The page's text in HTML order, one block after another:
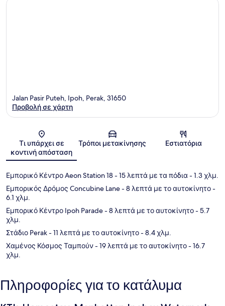
Χάρτης
Jalan Pasir Puteh, Ipoh, Perak, 31650
Προβολή σε χάρτη
Τι υπάρχει σε
κοντινή απόσταση
Τρόποι μετακίνησης Εστιατόρια
Εμπορικό Κέντρο Aeon Station 18- 15 λεπτά με τα πόδια- 1.3 χλμ.
Εμπορικός Δρόμος Concubine Lane- 8 λεπτά με το αυτοκίνητο-
6.1 χλμ.
Εμπορικό Κέντρο Ipoh Parade- 8 λεπτά με το αυτοκίνητο- 5.7
χλμ.
Στάδιο Perak- 11 λεπτά με το αυτοκίνητο- 8.4 χλμ.
Χαμένος Κόσμος Ταμπούν- 19 λεπτά με το αυτοκίνητο- 16.7
χλμ.
Πληροφορίες για το κατάλυμα